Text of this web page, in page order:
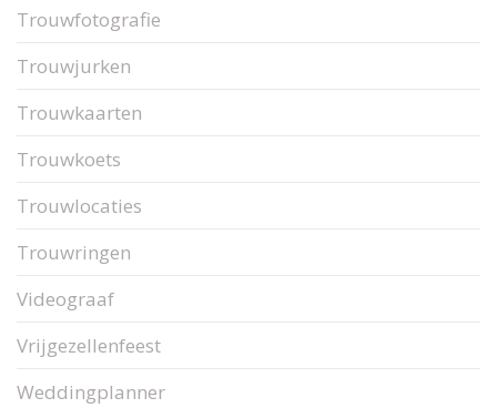
Trouwfotografie
Trouwjurken
Trouwkaarten
Trouwkoets
Trouwlocaties
Trouwringen
Videograaf
Vrijgezellenfeest
Weddingplanner